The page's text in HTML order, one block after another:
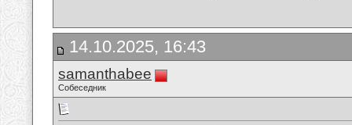
14.10.2025, 16:43
samanthabee
Собеседник